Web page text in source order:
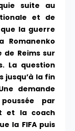
suite au
et de
la guerre
Romanenko
Reims sur
La question
jusqu’à la fin
demande
par
et la coach
la FIFA puis